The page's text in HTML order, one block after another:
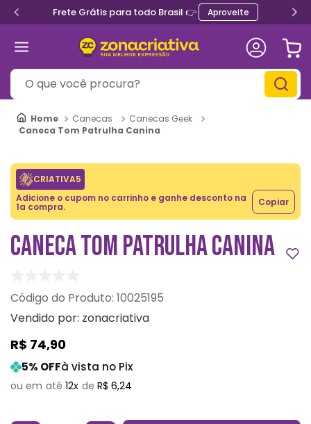
Frete Grátis para todo Brasil 👉 Aproveite
O que você procura?
Canecas
Canecas Geek
Caneca Tom Patrulha Canina
CRIATIVA5
Adicione o cupom no carrinho e ganhe desconto na
1a compra. Copiar
CANECA TOM PATRULHA CANINA
: 10025195
Vendido por: zonacriativa
R$ 74,90
5% OFFà vista no Pix
12 R$ 6,24